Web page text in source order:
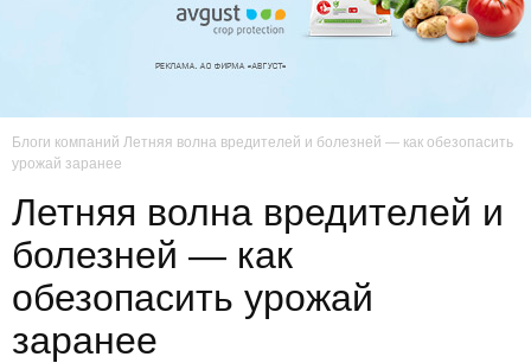
Блоги компаний Летняя волна вредителей и болезней — как обезопасить
урожай заранее
Летняя волна вредителей и
болезней — как
обезопасить урожай
заранее